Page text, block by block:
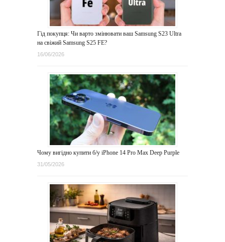
Гід покупця: Чи варто змінювати ваш Samsung S23 Ultra
на свіжий Samsung S25 FE?
16/06/2026
Чому вигідно купити б/у iPhone 14 Pro Max Deep Purple
31/05/2026